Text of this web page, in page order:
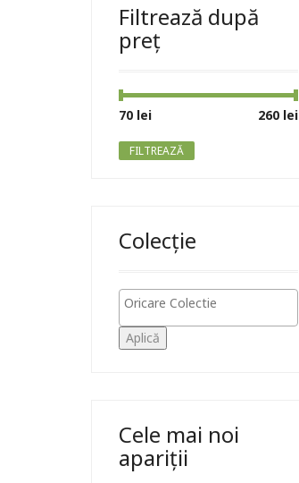
Filtrează după
preț
Preț
Preț
FILTREAZĂ
70 lei 260 lei
Colecție
Aplică
Cele mai noi
apariții